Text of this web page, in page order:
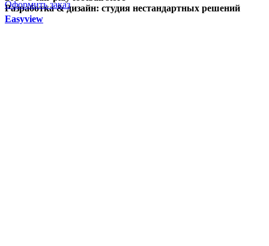
Оформить заказ
Разработка & дизайн: студия нестандартных решений
Easyview